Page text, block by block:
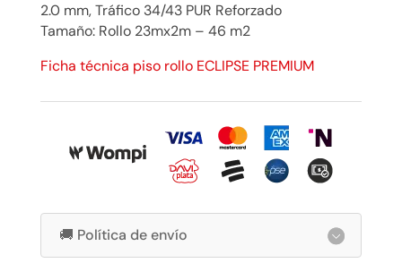
2.0 mm, Tráfico 34/43 PUR Reforzado
Tamaño: Rollo 23mx2m – 46 m2
Ficha técnica piso rollo ECLIPSE PREMIUM
🚚 Política de envío